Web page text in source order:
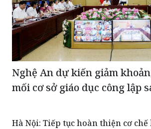
Nghệ An dự kiến giảm
mối cơ sở giáo dục công lập
Hà Nội: Tiếp tục hoàn thiện cơ